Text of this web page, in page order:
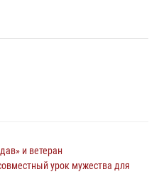
и ветеран
урок мужества для